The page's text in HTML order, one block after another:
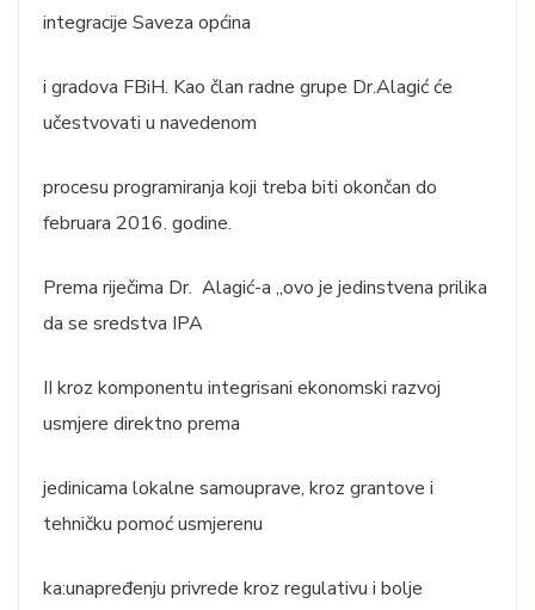
integracije Saveza općina
i gradova FBiH. Kao član radne grupe Dr.Alagić će
učestvovati u navedenom
procesu programiranja koji treba biti okončan do
februara 2016. godine.
Prema riječima Dr. Alagić-a „ovo je jedinstvena prilika
da se sredstva IPA
II kroz komponentu integrisani ekonomski razvoj
usmjere direktno prema
jedinicama lokalne samouprave, kroz grantove i
tehničku pomoć usmjerenu
ka:unapređenju privrede kroz regulativu i bolje